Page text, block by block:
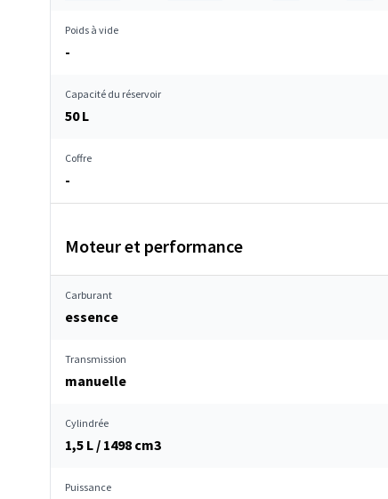
Poids à vide
-
Capacité du réservoir
50 L
Coffre
-
Moteur et performance
Carburant
essence
Transmission
manuelle
Cylindrée
1,5 L / 1498 cm3
Puissance